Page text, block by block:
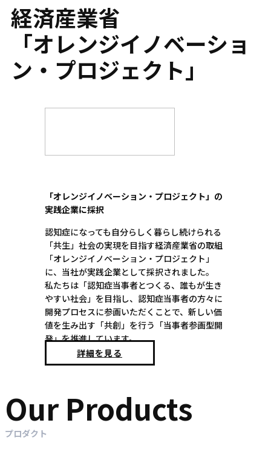
経済産業省
「オレンジイノベーショ
ン・プロジェクト」
「オレンジイノベーション・プロジェクト」の
実践企業に採択
認知症になっても自分らしく暮らし続けられる
「共生」社会の実現を目指す経済産業省の取組
「オレンジイノベーション・プロジェクト」
に、当社が実践企業として採択されました。
私たちは「認知症当事者とつくる、誰もが生き
やすい社会」を目指し、認知症当事者の方々に
開発プロセスに参画いただくことで、新しい価
値を生み出す「共創」を行う「当事者参画型開
発」を推進しています。
詳細を見る
Our Products
プロダクト